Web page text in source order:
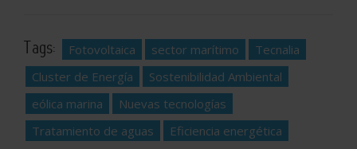
Tags: Fotovoltaica sector marítimo
Tecnalia
Cluster de Energía
Sostenibilidad Ambiental
eólica marina
Nuevas tecnologías
Tratamiento de aguas
Eficiencia energética